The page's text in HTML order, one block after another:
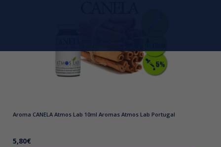
Aroma CANELA Atmos Lab 10ml Aromas Atmos Lab Portugal
5,80€